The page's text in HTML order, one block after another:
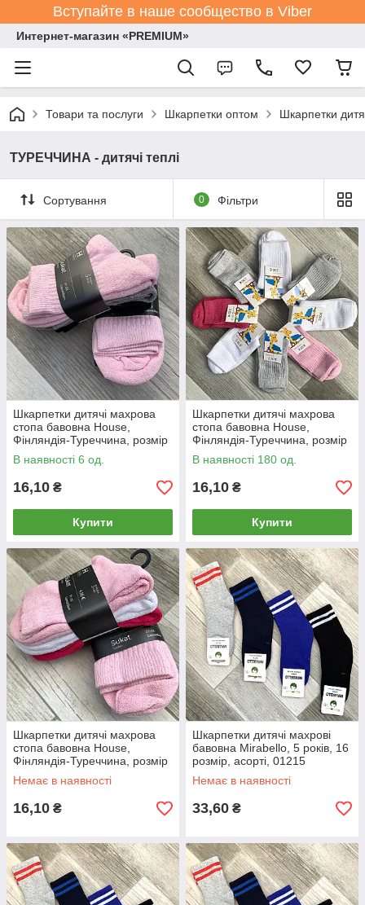
Вступайте в наше сообщество в Viber
Интернет-магазин «PREMIUM»
Товари та послуги Шкарпетки оптом Шкарпетки
ТУРЕЧЧИНА - дитячі теплі
Сортування 0 Фільтри
Шкарпетки дитячі махрова
стопа бавовна House,
Фінляндія-Туреччина, розмір
31-33, асорті, 01226
В наявності 6 од.
16,10 ₴
Купити
Шкарпетки дитячі махрова
стопа бавовна House,
Фінляндія-Туреччина, розмір
35-37, асорті, 01225
В наявності 180 од.
16,10 ₴
Купити
Шкарпетки дитячі махрова
стопа бавовна House,
Фінляндія-Туреччина, розмір
31-33, асорті, 01227
Немає в наявності
16,10 ₴
Шкарпетки дитячі махрові
бавовна Mirabello, 5 років, 16
розмір, асорті, 01215
Немає в наявності
33,60 ₴